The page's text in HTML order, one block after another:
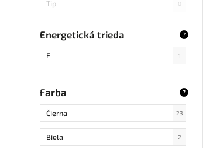
Tip 0
Energetická trieda ?
F 1
Farba ?
Čierna 23
Biela 2